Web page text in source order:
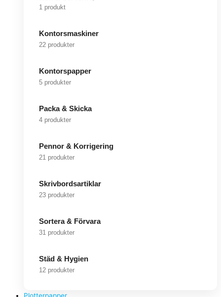
1 produkt
Kontorsmaskiner
22 produkter
Kontorspapper
5 produkter
Packa & Skicka
4 produkter
Pennor & Korrigering
21 produkter
Skrivbordsartiklar
23 produkter
Sortera & Förvara
31 produkter
Städ & Hygien
12 produkter
Plotterpapper